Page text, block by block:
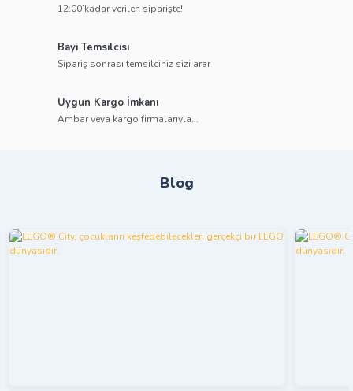
12:00’kadar verilen siparişte!
Bayi Temsilcisi
Sipariş sonrası temsilciniz sizi arar
Uygun Kargo İmkanı
Ambar veya kargo firmalarıyla...
Blog